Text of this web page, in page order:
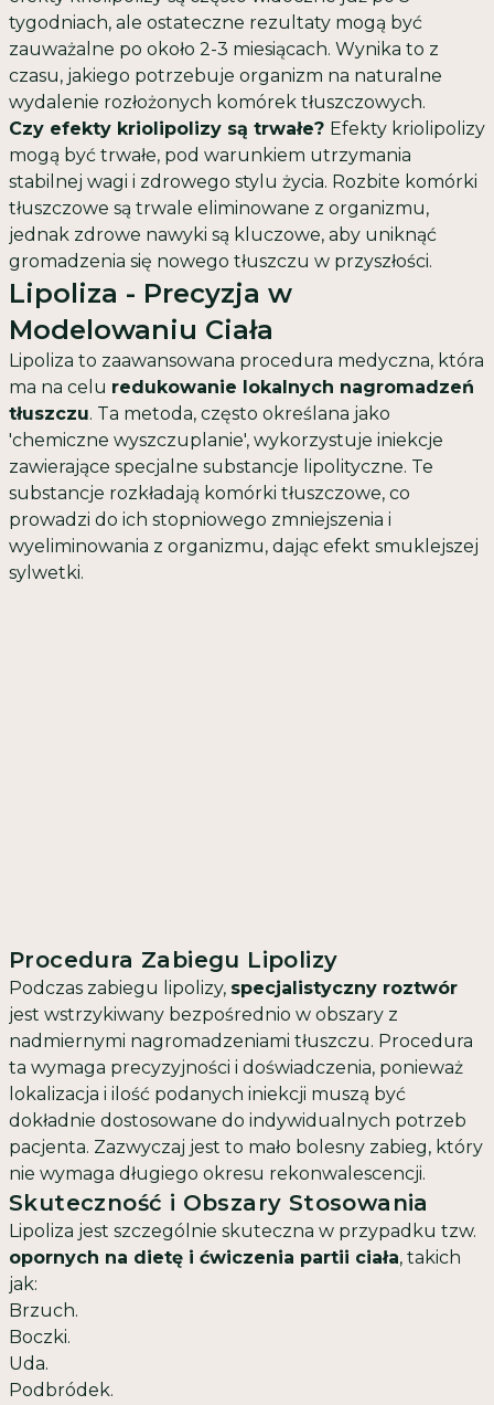
tygodniach, ale ostateczne rezultaty mogą być
zauważalne po około 2-3 miesiącach. Wynika to z
czasu, jakiego potrzebuje organizm na naturalne
wydalenie rozłożonych komórek tłuszczowych.
Czy efekty kriolipolizy są trwałe? Efekty kriolipolizy
mogą być trwałe, pod warunkiem utrzymania
stabilnej wagi i zdrowego stylu życia. Rozbite komórki
tłuszczowe są trwale eliminowane z organizmu,
jednak zdrowe nawyki są kluczowe, aby uniknąć
gromadzenia się nowego tłuszczu w przyszłości.
Lipoliza - Precyzja w
Modelowaniu Ciała
Lipoliza to zaawansowana procedura medyczna, która
ma na celu redukowanie lokalnych nagromadzeń
tłuszczu. Ta metoda, często określana jako
'chemiczne wyszczuplanie', wykorzystuje iniekcje
zawierające specjalne substancje lipolityczne. Te
substancje rozkładają komórki tłuszczowe, co
prowadzi do ich stopniowego zmniejszenia i
wyeliminowania z organizmu, dając efekt smuklejszej
sylwetki.
Procedura Zabiegu Lipolizy
Podczas zabiegu lipolizy, specjalistyczny roztwór
jest wstrzykiwany bezpośrednio w obszary z
nadmiernymi nagromadzeniami tłuszczu. Procedura
ta wymaga precyzyjności i doświadczenia, ponieważ
lokalizacja i ilość podanych iniekcji muszą być
dokładnie dostosowane do indywidualnych potrzeb
pacjenta. Zazwyczaj jest to mało bolesny zabieg, który
nie wymaga długiego okresu rekonwalescencji.
Skuteczność i Obszary Stosowania
Lipoliza jest szczególnie skuteczna w przypadku tzw.
opornych na dietę i ćwiczenia partii ciała, takich
jak:
Brzuch.
Boczki.
Uda.
Podbródek.